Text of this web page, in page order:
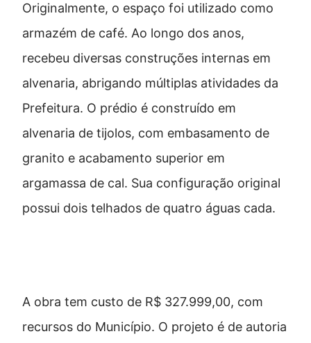
Originalmente, o espaço foi utilizado como
armazém de café. Ao longo dos anos,
recebeu diversas construções internas em
alvenaria, abrigando múltiplas atividades da
Prefeitura. O prédio é construído em
alvenaria de tijolos, com embasamento de
granito e acabamento superior em
argamassa de cal. Sua configuração original
possui dois telhados de quatro águas cada.
A obra tem custo de R$ 327.999,00, com
recursos do Município. O projeto é de autoria